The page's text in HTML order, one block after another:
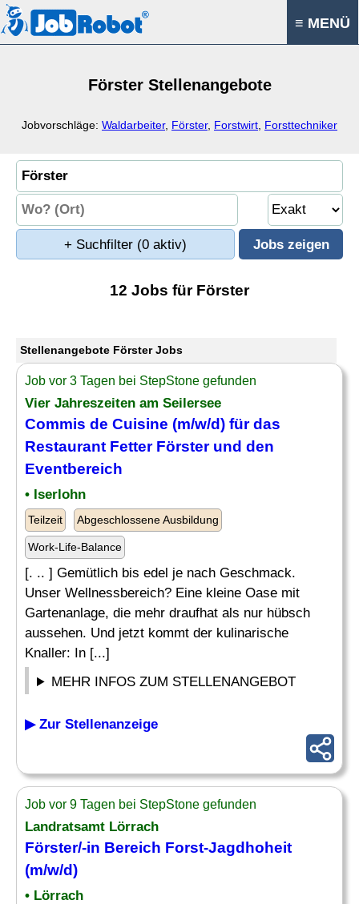
≡ MENÜ
Förster Stellenangebote
Jobvorschläge: Waldarbeiter, Förster, Forstwirt Forsttechniker
+ Suchfilter (0 aktiv)
12 Jobs für Förster
Stellenangebote Förster Jobs
Job vor 3 Tagen bei StepStone gefunden
Vier Jahreszeiten am Seilersee
Commis de Cuisine (m/w/d) für das
Restaurant Fetter Försterund den
Eventbereich
• Iserlohn
Teilzeit Abgeschlossene Ausbildung
Work-Life-Balance
[. .. ] Gemütlich bis edel je nach Geschmack.
Unser Wellnessbereich? Eine kleine Oase mit
Gartenanlage, die mehr draufhat als nur hübsch
aussehen. Und jetzt kommt der kulinarische
Knaller: In [...]
MEHR INFOS ZUM STELLENANGEBOT
▶ Zur Stellenanzeige
Job vor 9 Tagen bei StepStone gefunden
Landratsamt Lörrach
Förster/-in Bereich Forst-Jagdhoheit
(m/w/d)
• Lörrach